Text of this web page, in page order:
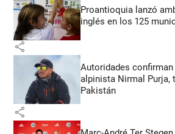
Proantioquia lanzó
inglés en los 125
share
Autoridades
alpinista Nirmal Purja,
Pakistán
share